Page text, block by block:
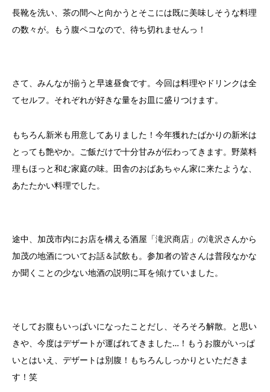
長靴を洗い、茶の間へと向かうとそこには既に美味しそうな料理
の数々が。もう腹ペコなので、待ち切れませんっ！
さて、みんなが揃うと早速昼食です。今回は料理やドリンクは全
てセルフ。それぞれが好きな量をお皿に盛りつけます。
もちろん新米も用意してありました！今年獲れたばかりの新米は
とっても艶やか。ご飯だけで十分甘みが伝わってきます。野菜料
理もほっと和む家庭の味。田舎のおばあちゃん家に来たような、
あたたかい料理でした。
途中、加茂市内にお店を構える酒屋「滝沢商店」の滝沢さんから
加茂の地酒についてお話＆試飲も。参加者の皆さんは普段なかな
か聞くことの少ない地酒の説明に耳を傾けていました。
そしてお腹もいっぱいになったことだし、そろそろ解散。と思い
きや、今度はデザートが運ばれてきました…！もうお腹がいっぱ
いとはいえ、デザートは別腹！もちろんしっかりといただきま
す！笑